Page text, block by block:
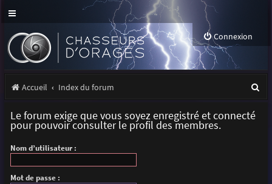
Connexion
Accueil Index du forum
Le forum exige que vous soyez enregistré et connecté
pour pouvoir consulter le profil des membres.
Nom d’utilisateur :
Mot de passe :